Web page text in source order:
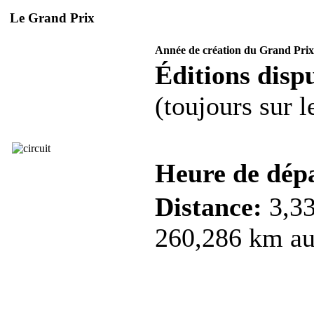
Le Grand Prix
Année de création du Grand
Éditions
(toujours sur
Heure de
Distance:
260,286 km